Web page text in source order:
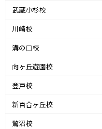
武蔵小杉校
川崎校
溝の口校
向ヶ丘遊園校
登戸校
新百合ヶ丘校
鷺沼校